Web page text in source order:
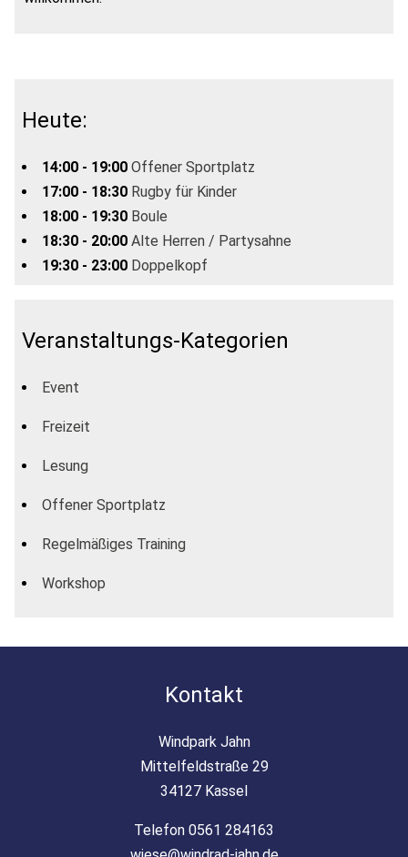
Heute:
14:00 - 19:00 Offener Sportplatz
17:00 - 18:30 Rugby für Kinder
18:00 - 19:30 Boule
18:30 - 20:00 Alte Herren / Partysahne
19:30 - 23:00 Doppelkopf
Veranstaltungs-Kategorien
Event
Freizeit
Lesung
Offener Sportplatz
Regelmäßiges Training
Workshop
Kontakt
Windpark Jahn
Mittelfeldstraße 29
34127 Kassel
Telefon 0561 284163